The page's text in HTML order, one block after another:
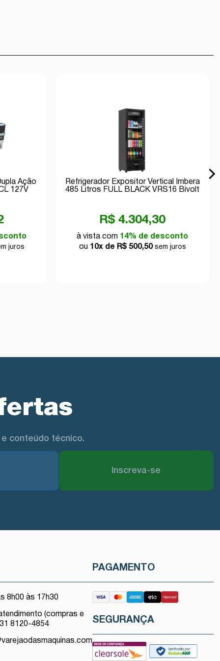
Ação
127V
juros
Refrigerador Expositor Vertical Imbera
485 Litros FULL BLACK VRS16 Bivolt
R$ 4.304,30
à vista com 14% de desconto
ou 10x de R$ 500,50sem juros
conteúdo técnico.
Inscreva-se
8h00 às 17h30
(compras e
8120-4854
PAGAMENTO
SEGURANÇA